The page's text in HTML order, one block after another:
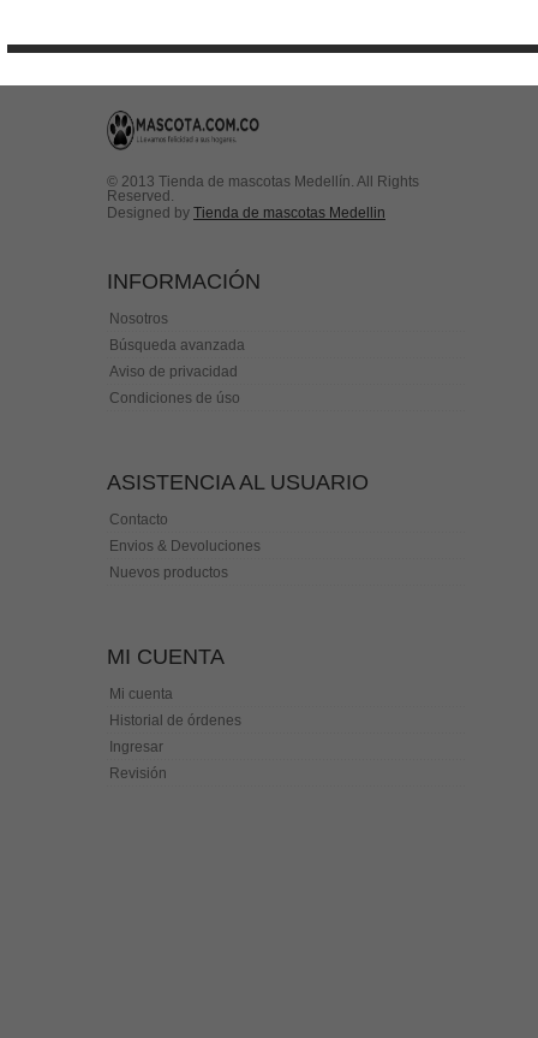
© 2013 Tienda de mascotas Medellín. All Rights
Reserved.
Designed by Tienda de mascotas Medellin
INFORMACIÓN
Nosotros
Búsqueda avanzada
Aviso de privacidad
Condiciones de úso
ASISTENCIA AL USUARIO
Contacto
Envios & Devoluciones
Nuevos productos
MI CUENTA
Mi cuenta
Historial de órdenes
Ingresar
Revisión